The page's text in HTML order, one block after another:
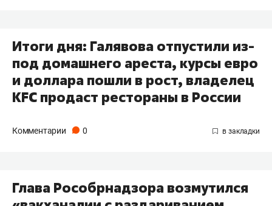
Итоги дня: Галявова отпустили из-
под домашнего ареста, курсы евро
и доллара пошли в рост, владелец
KFC продаст рестораны в России
Комментарии 0
Глава Рособрнадзора возмутился